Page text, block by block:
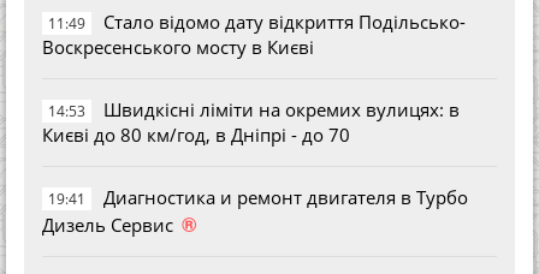
11:49
Стало відомо дату відкриття Подільсько-
Воскресенського мосту в Києві
14:53
Швидкісні ліміти на окремих вулицях: в
Києві до 80 км/год, в Дніпрі - до 70
19:41
Диагностика и ремонт двигателя в Турбо
Дизель Сервис ®